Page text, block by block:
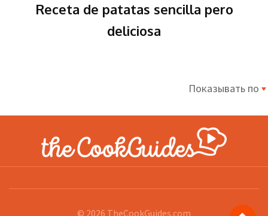
Receta de patatas sencilla pero
deliciosa
Показывать по
© 2026 TheCookGuides.com